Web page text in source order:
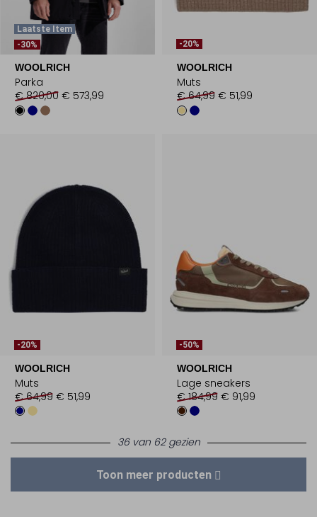
Laatste Item
-30%
WOOLRICH
Parka
€ 820,00 € 573,99
-20%
WOOLRICH
Muts
€ 64,99 € 51,99
-20%
WOOLRICH
Muts
€ 64,99 € 51,99
-50%
WOOLRICH
Lage sneakers
€ 184,99 € 91,99
36 van 62 gezien
Toon meer producten